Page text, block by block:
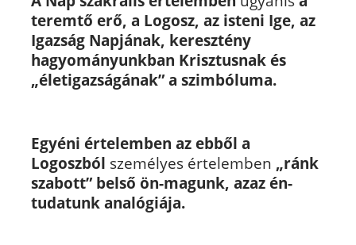
teremtő erő, a Logosz, az isteni Ige, az
Igazság Napjának, keresztény
hagyományunkban Krisztusnak és
„életigazságának” a szimbóluma.
Egyéni értelemben az ebből a
Logoszból személyes értelemben „ránk
szabott” belső ön-magunk, azaz én-
tudatunk analógiája.